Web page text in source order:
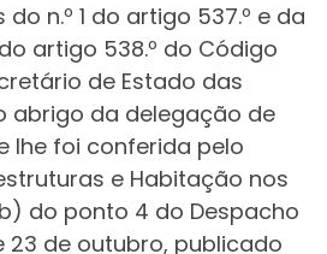
n.º 1 do artigo 537.º e da
artigo 538.º do Código
de Estado das
abrigo da delegação de
lhe foi conferida pelo
e Habitação nos
do ponto 4 do Despacho
23 de outubro, publicado